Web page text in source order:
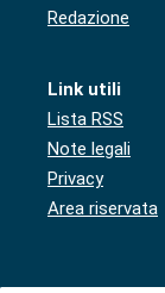
Redazione
Link utili
Lista RSS
Note legali
Privacy
Area riservata